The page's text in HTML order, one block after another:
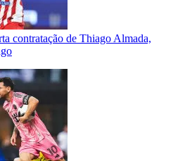
contratação de Thiago Almada,